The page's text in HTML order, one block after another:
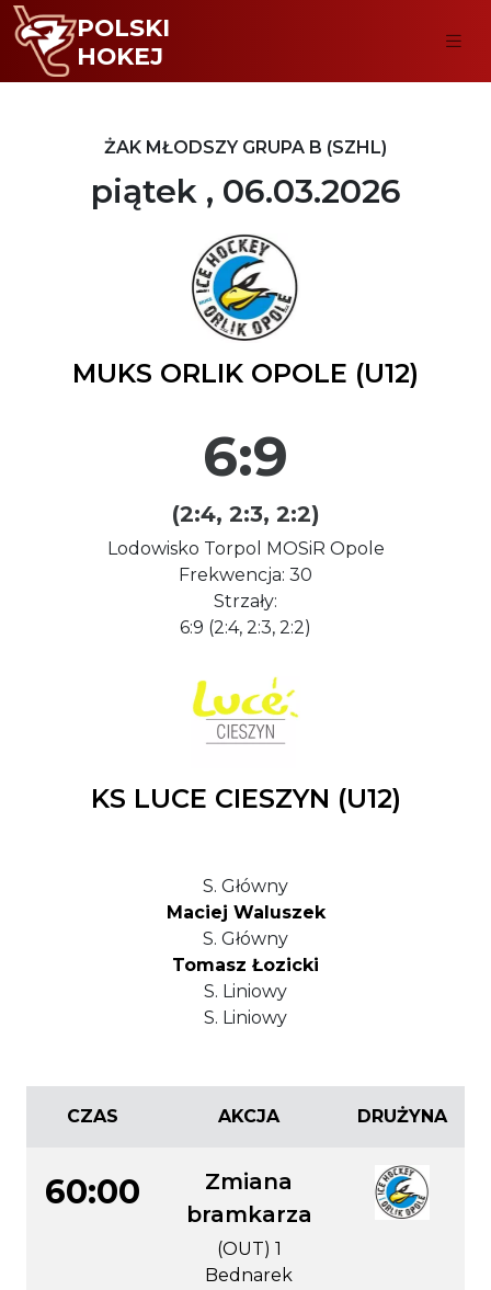
POLSKI
HOKEJ
ŻAK MŁODSZY GRUPA B (SZHL)
piątek , 06.03.2026
MUKS ORLIK OPOLE (U12)
6:9
(2:4, 2:3, 2:2)
Lodowisko Torpol MOSiR Opole
Frekwencja: 30
Strzały:
6:9 (2:4, 2:3, 2:2)
KS LUCE CIESZYN (U12)
S. Główny
Maciej Waluszek
S. Główny
Tomasz Łozicki
S. Liniowy
S. Liniowy
CZAS AKCJA DRUŻYNA
60:00
Zmiana
bramkarza
(OUT) 1
Bednarek